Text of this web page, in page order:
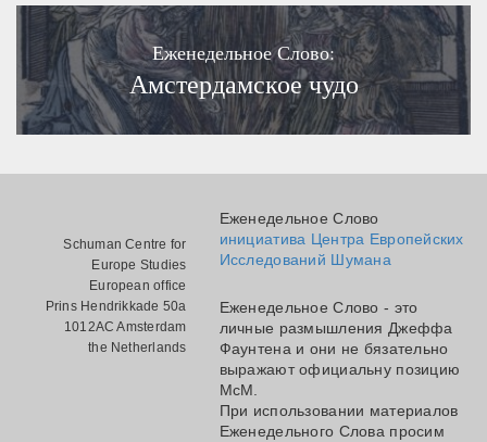
Еженедельное Слово:
Амстердамское чудо
Schuman Centre for
Europe Studies
European office
Prins Hendrikkade 50a
1012AC Amsterdam
the Netherlands
Еженедельное Слово
инициатива Центра Европейских
Исследований Шумана
Еженедельное Слово - это
личные размышления Джеффа
Фаунтена и они не бязательно
выражают официальну позицию
МсМ.
При использовании материалов
Еженедельного Слова просим